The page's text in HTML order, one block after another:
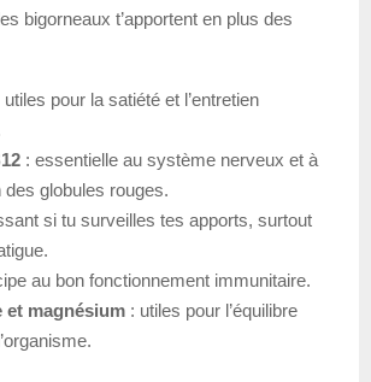
bigorneaux t’apportent en plus des
utiles pour la satiété et l’entretien
: essentielle au système nerveux et à
des globules rouges.
si tu surveilles tes apports, surtout
au bon fonctionnement immunitaire.
et magnésium : utiles pour l’équilibre